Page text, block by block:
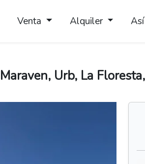
Venta Alquiler
Urb, La